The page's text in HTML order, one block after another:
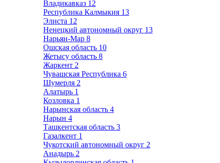
Владикавказ 12
Республика Калмыкия 13
Элиста 12
Ненецкий автономный округ 13
Нарьян-Мар 8
Ошская область 10
Жетысу область 8
Жаркент 2
Чувашская Республика 6
Шумерля 2
Алатырь 1
Козловка 1
Нарынская область 4
Нарын 4
Ташкентская область 3
Газалкент 1
Чукотский автономный округ 2
Анадырь 2